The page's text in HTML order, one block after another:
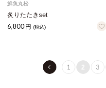
鮮魚丸松
炙りたたきset
6,800 円 (税込)
1 2 3